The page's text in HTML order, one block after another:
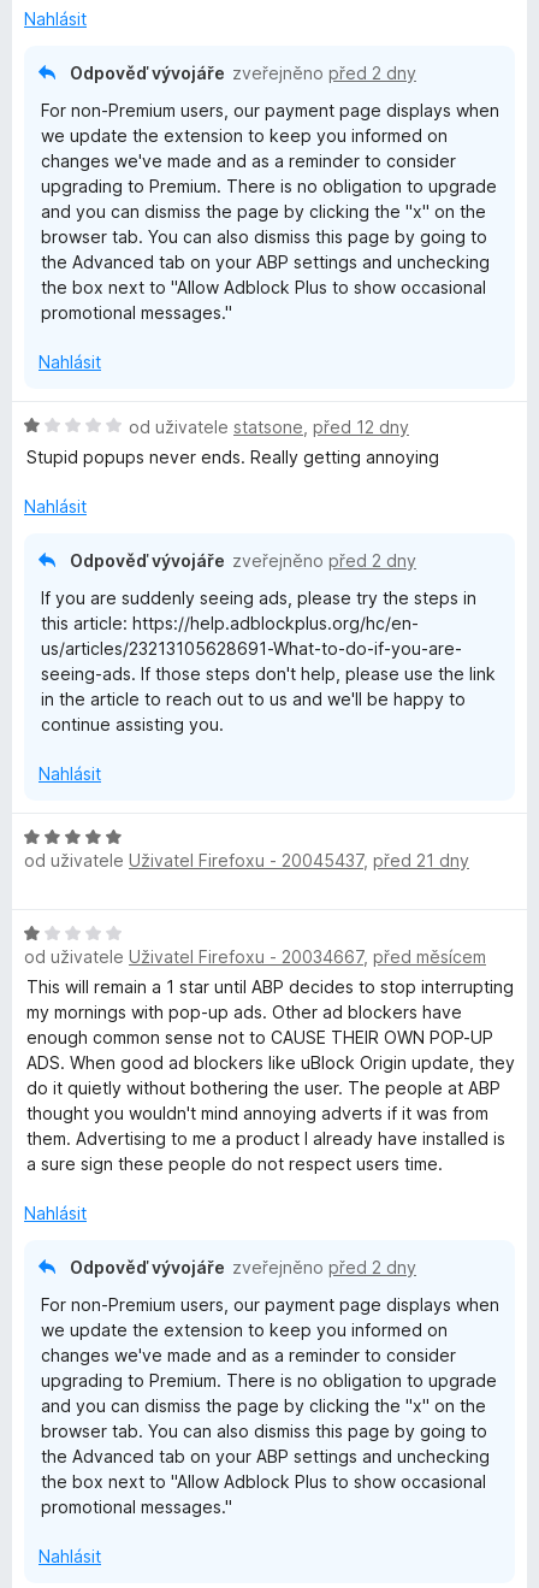
íc
Nahlásit
Odpověď vývojáře zveřejněno před 2 dny
For non-Premium users, our payment page displays when
we update the extension to keep you informed on
changes we've made and as a reminder to consider
upgrading to Premium. There is no obligation to upgrade
and you can dismiss the page by clicking the "x" on the
browser tab. You can also dismiss this page by going to
the Advanced tab on your ABP settings and unchecking
the box next to "Allow Adblock Plus to show occasional
promotional messages."
Nahlásit
H
o
n
od uživatele statsone před 12 dny
Stupid popups never ends. Really getting annoying
Nahlásit
Odpověď vývojáře zveřejněno před 2 dny
If you are suddenly seeing ads, please try the steps in
this article: https://help.adblockplus.org/hc/en-
us/articles/23213105628691-What-to-do-if-you-are-
seeing-ads. If those steps don't help, please use the link
in the article to reach out to us and we'll be happy to
continue assisting you.
Nahlásit
H
o
o
c
e
n
:
5
z
5
od uživatele Uživatel Firefoxu - 20045437, před 21 dny
H
o
d
n
o
c
e
n
z
od uživatele Uživatel Firefoxu - 20034667, před měsícem
This will remain a 1 star until ABP decides to stop interrupting
my mornings with pop-up ads. Other ad blockers have
enough common sense not to CAUSE THEIR OWN POP-UP
ADS. When good ad blockers like uBlock Origin update, they
do it quietly without bothering the user. The people at ABP
thought you wouldn't mind annoying adverts if it was from
them. Advertising to me a product I already have installed is
a sure sign these people do not respect users time.
Nahlásit
Odpověď vývojáře zveřejněno před 2 dny
For non-Premium users, our payment page displays when
we update the extension to keep you informed on
changes we've made and as a reminder to consider
upgrading to Premium. There is no obligation to upgrade
and you can dismiss the page by clicking the "x" on the
browser tab. You can also dismiss this page by going to
the Advanced tab on your ABP settings and unchecking
the box next to "Allow Adblock Plus to show occasional
promotional messages."
Nahlásit